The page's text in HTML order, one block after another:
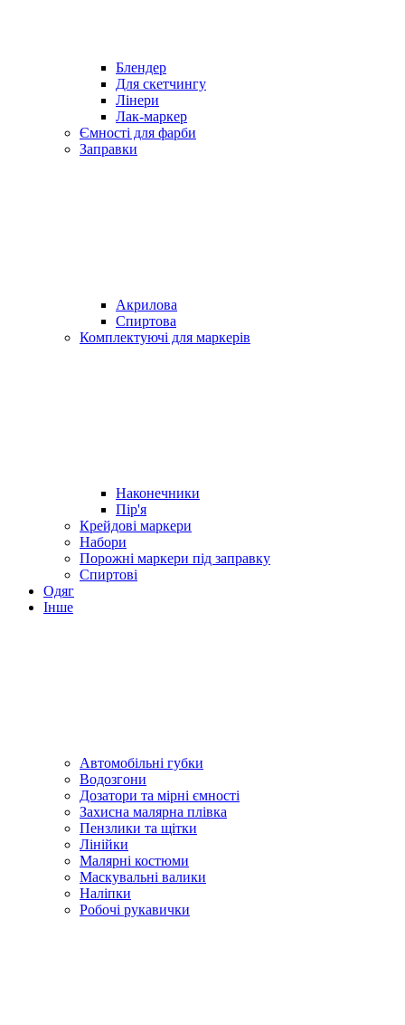
Блендер
Для скетчингу
Лінери
Лак-маркер
Ємності для фарби
Заправки
Акрилова
Спиртова
Комплектуючі для маркерів
Наконечники
Пір'я
Крейдові маркери
Набори
Порожні маркери під заправку
Спиртові
Одяг
Інше
Автомобільні губки
Водозгони
Дозатори та мірні ємності
Захисна малярна плівка
Пензлики та щітки
Лінійки
Малярні костюми
Маскувальні валики
Наліпки
Робочі рукавички